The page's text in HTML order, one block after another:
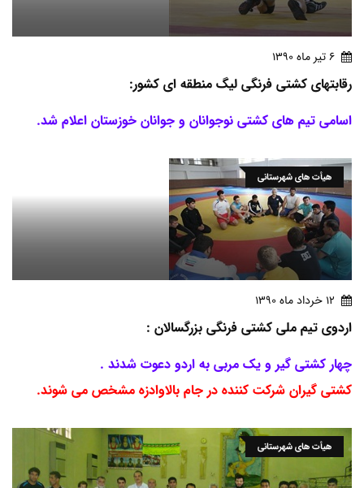
6 تير ماه 1390
رقابتهای کشتی فرنگی لیگ منطقه ای کشور:
اسامی تیم های کشتی نوجوانان و جوانان خوزستان اعلام شد.
هیأت های شهرستانی
12 خرداد ماه 1390
اردوی تیم ملی کشتی فرنگی بزرگسالان :
چهار کشتی گیر و یک مربی به اردو دعوت شدند .
کشتی گیران شرکت کننده در جام بالاوادزه مشخص می شوند.
هیأت های شهرستانی